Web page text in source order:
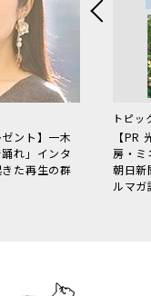
ント】一木
れ」インタ
た再生の群
トピッ
【PR
房・ミ
朝日新
ルマガ